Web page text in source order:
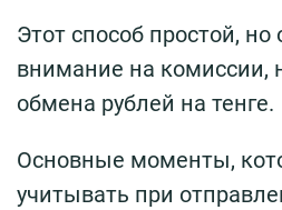
Этот способ простой,
внимание на комиссии,
обмена рублей на тенге.
Основные моменты,
учитывать при